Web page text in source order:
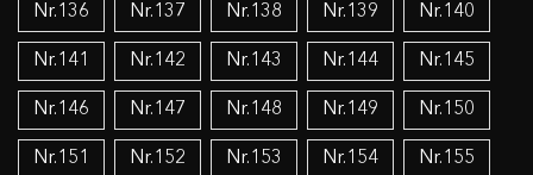
Nr.136 Nr.137 Nr.138 Nr.139 Nr.140
Nr.141 Nr.142 Nr.143 Nr.144 Nr.145
Nr.146 Nr.147 Nr.148 Nr.149 Nr.150
Nr.151 Nr.152 Nr.153 Nr.154 Nr.155